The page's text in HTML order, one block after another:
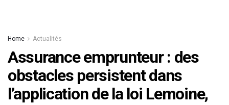
Home Actualités
Assurance emprunteur : des
obstacles persistent dans
l’application de la loi Lemoine,